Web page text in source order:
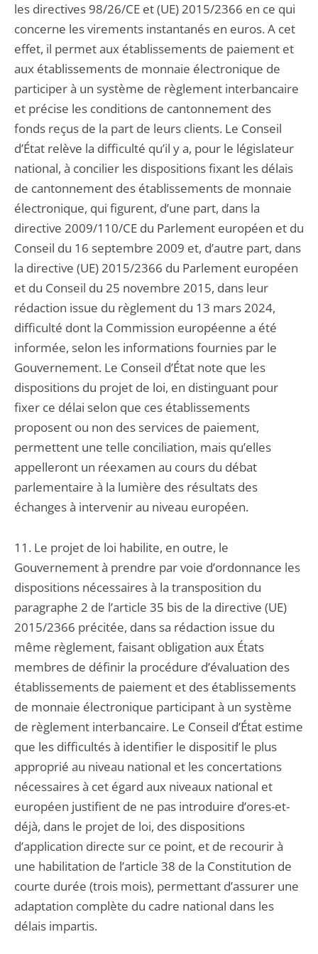
les directives 98/26/CE et (UE) 2015/2366 en ce qui
concerne les virements instantanés en euros. A cet
effet, il permet aux établissements de paiement et
aux établissements de monnaie électronique de
participer à un système de règlement interbancaire
et précise les conditions de cantonnement des
fonds reçus de la part de leurs clients. Le Conseil
d’État relève la difficulté qu’il y a, pour le législateur
national, à concilier les dispositions fixant les délais
de cantonnement des établissements de monnaie
électronique, qui figurent, d’une part, dans la
directive 2009/110/CE du Parlement européen et du
Conseil du 16 septembre 2009 et, d’autre part, dans
la directive (UE) 2015/2366 du Parlement européen
et du Conseil du 25 novembre 2015, dans leur
rédaction issue du règlement du 13 mars 2024,
difficulté dont la Commission européenne a été
informée, selon les informations fournies par le
Gouvernement. Le Conseil d’État note que les
dispositions du projet de loi, en distinguant pour
fixer ce délai selon que ces établissements
proposent ou non des services de paiement,
permettent une telle conciliation, mais qu’elles
appelleront un réexamen au cours du débat
parlementaire à la lumière des résultats des
échanges à intervenir au niveau européen.
11. Le projet de loi habilite, en outre, le
Gouvernement à prendre par voie d’ordonnance les
dispositions nécessaires à la transposition du
paragraphe 2 de l’article 35 bis de la directive (UE)
2015/2366 précitée, dans sa rédaction issue du
même règlement, faisant obligation aux États
membres de définir la procédure d’évaluation des
établissements de paiement et des établissements
de monnaie électronique participant à un système
de règlement interbancaire. Le Conseil d’État estime
que les difficultés à identifier le dispositif le plus
approprié au niveau national et les concertations
nécessaires à cet égard aux niveaux national et
européen justifient de ne pas introduire d’ores-et-
déjà, dans le projet de loi, des dispositions
d’application directe sur ce point, et de recourir à
une habilitation de l’article 38 de la Constitution de
courte durée (trois mois), permettant d’assurer une
adaptation complète du cadre national dans les
délais impartis.